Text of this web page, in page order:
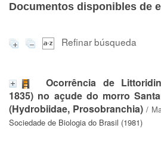
Documentos disponibles de
Refinar búsqueda
Ocorrência de
1835) no açude do morro
(Hydrobiidae, Prosobranchia) /
Sociedade de Biologia do Brasil (1981)